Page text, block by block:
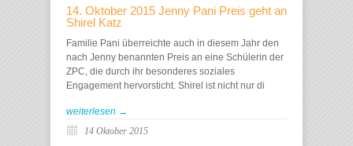
14. Oktober 2015 Jenny Pani Preis geht an
Shirel Katz
Familie Pani überreichte auch in diesem Jahr den
nach Jenny benannten Preis an eine Schülerin der
ZPC, die durch ihr besonderes soziales
Engagement hervorsticht. Shirel ist nicht nur di
weiterlesen →
14 Oktober 2015